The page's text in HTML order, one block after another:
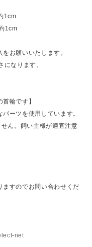
1cm
1cm
お願いいたします。
になります。
輪です】
ーツを使用しています。
ん。飼い主様が適宜注意
ますのでお問い合わせくだ
net